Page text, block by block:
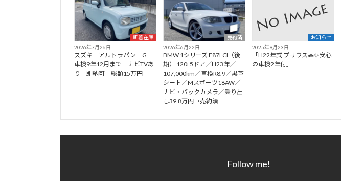
新着在庫
2026年7月26日
スズキ アルトラパン G
車検9年12月まで ナビTVあ
り 即納可 総額15万円
売約済
2026年6月22日
BMW 1シリーズ E87LCI（後
期） 120i 5ドア／H23年／
107,000km／車検R8.9／黒革
シート／Mスポーツ18AW／
ナビ・バックカメラ／乗り出
し39.8万円→売約済
お知らせ
2025年9月23日
「H22年式 プリウス🚗✨安心
の車検2年付」
Follow me!